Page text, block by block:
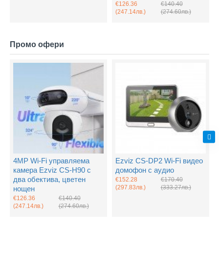
€126.36
(247.14лв.)
€140.40
(274.60лв.)
Промо офери
4MP Wi-Fi управляема
камера Ezviz CS-H90 с
два обектива, цветен
нощен
€126.36
(247.14лв.)
€140.40
(274.60лв.)
Ezviz CS-DP2 Wi-Fi видео
домофон с аудио
€152.28
(297.83лв.)
€170.40
(333.27лв.)